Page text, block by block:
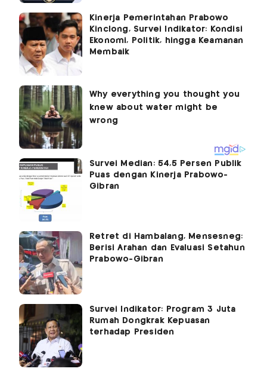
Kinerja Pemerintahan Prabowo
Kinclong, Survei Indikator: Kondisi
Ekonomi, Politik, hingga Keamanan
Membaik
Survei Median: 54,5 Persen Publik
Puas dengan Kinerja Prabowo-
Gibran
Retret di Hambalang, Mensesneg:
Berisi Arahan dan Evaluasi Setahun
Prabowo-Gibran
Survei Indikator: Program 3 Juta
Rumah Dongkrak Kepuasan
terhadap Presiden